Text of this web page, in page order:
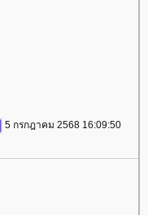
5 กรกฎาคม 2568 16:09:50